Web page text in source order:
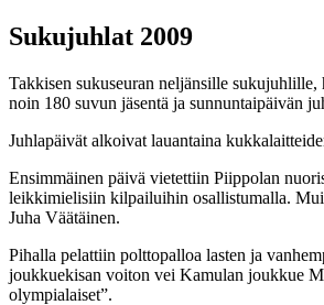
Sukujuhlat 2009
Takkisen sukuseuran neljänsille
noin 180 suvun jäsentä ja sunnuntaipäivän
Juhlapäivät alkoivat lauantaina
Ensimmäinen päivä vietettiin Piippolan
leikkimielisiin kilpailuihin osallistumalla.
Juha Väätäinen.
Pihalla pelattiin polttopalloa lasten ja
joukkuekisan voiton vei Kamulan joukkue
olympialaiset”.